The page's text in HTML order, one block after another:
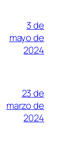
3 de
mayo de
2024
23 de
marzo de
2024